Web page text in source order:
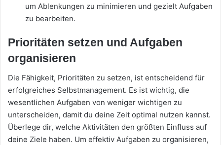
um Ablenkungen zu minimieren und gezielt Aufgaben
zu bearbeiten.
Prioritäten setzen und Aufgaben
organisieren
Die Fähigkeit, Prioritäten zu setzen, ist entscheidend für
erfolgreiches Selbstmanagement. Es ist wichtig, die
wesentlichen Aufgaben von weniger wichtigen zu
unterscheiden, damit du deine Zeit optimal nutzen kannst.
Überlege dir, welche Aktivitäten den größten Einfluss auf
deine Ziele haben. Um effektiv Aufgaben zu organisieren,